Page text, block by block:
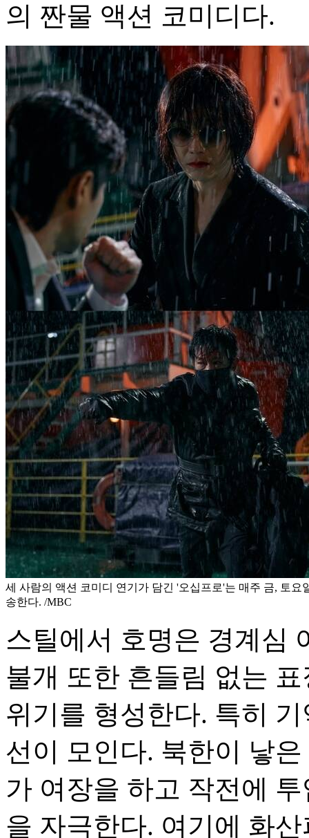
의 짠물 액션 코미디다.
세 사람의 액션 코미디 연기가 담긴 '오십프로'는 매주 금, 토요
송한다. /MBC
스틸에서 호명은 경계심
불개 또한 흔들림 없는
위기를 형성한다. 특히
선이 모인다. 북한이 낳
가 여장을 하고 작전에
을 자극한다. 여기에 화